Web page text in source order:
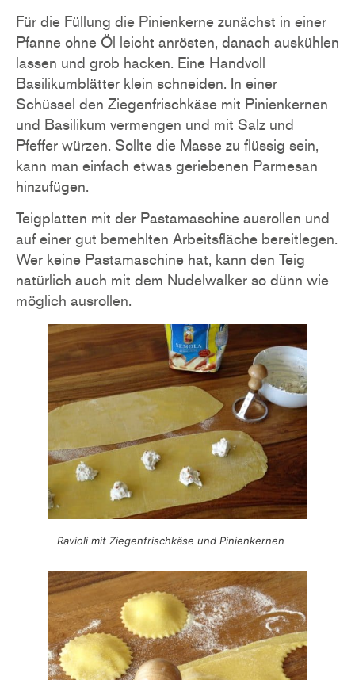
Für die Füllung die Pinienkerne zunächst in einer
Pfanne ohne Öl leicht anrösten, danach auskühlen
lassen und grob hacken. Eine Handvoll
Basilikumblätter klein schneiden. In einer
Schüssel den Ziegenfrischkäse mit Pinienkernen
und Basilikum vermengen und mit Salz und
Pfeffer würzen. Sollte die Masse zu flüssig sein,
kann man einfach etwas geriebenen Parmesan
hinzufügen.
Teigplatten mit der Pastamaschine ausrollen und
auf einer gut bemehlten Arbeitsfläche bereitlegen.
Wer keine Pastamaschine hat, kann den Teig
natürlich auch mit dem Nudelwalker so dünn wie
möglich ausrollen.
Ravioli mit Ziegenfrischkäse und Pinienkernen